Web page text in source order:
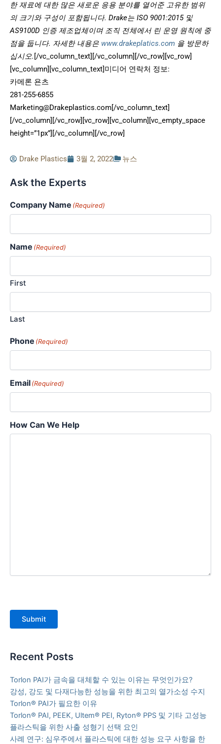
한 재료에 대한 많은 새로운 응용 분야를 열어준 고유한 범위
의 크기와 구성이 포함됩니다. Drake는 ISO 9001:2015 및
AS9100D 인증 제조업체이며 조직 전체에서 린 운영 원칙에 중
점을 둡니다. 자세한 내용은 www.drakeplatics.com 을 방문하
십시오. [/vc_column_text][/vc_column][/vc_row][vc_row]
[vc_column][vc_column_text]미디어 연락처 정보:
카메론 욘츠
281-255-6855
Marketing@Drakeplastics.com[/vc_column_text]
[/vc_column][/vc_row][vc_row][vc_column][vc_empty_space
height=”1px”][/vc_column][/vc_row]
Drake Plastics 3월 2, 2022 뉴스
Ask the Experts
Company Name (Required)
Name (Required)
First
Last
Phone (Required)
Email(Required)
How Can We Help
Submit
Recent Posts
Torlon PAI가 금속을 대체할 수 있는 이유는 무엇인가요?
강성, 강도 및 다재다능한 성능을 위한 최고의 열가소성 수지
Torlon® PAI가 필요한 이유
Torlon® PAI, PEEK, Ultem® PEI, Ryton® PPS 및 기타 고성능
플라스틱을 위한 사출 성형기 선택 요인
사례 연구: 심우주에서 플라스틱에 대한 성능 요구 사항을 한